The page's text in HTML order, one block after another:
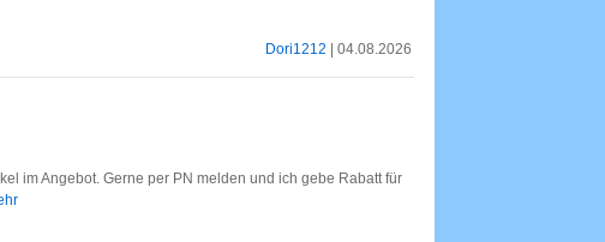
Dori1212 | 04.08.2026
im Angebot. Gerne per PN melden und ich gebe Rabatt für